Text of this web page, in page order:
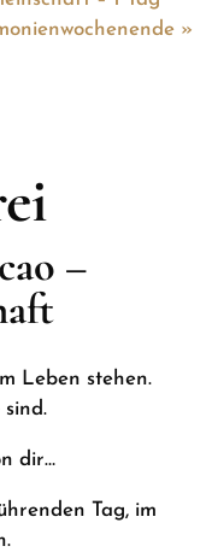
»
–
Leben stehen.
sind.
dir…
Tag, im